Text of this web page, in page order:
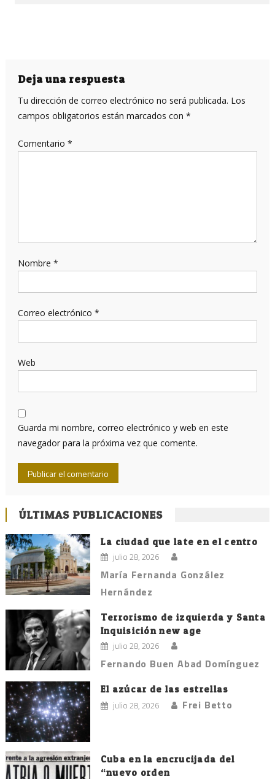
Deja una respuesta
Tu dirección de correo electrónico no será publicada. Los
campos obligatorios están marcados con *
Comentario *
Nombre *
Correo electrónico *
Web
Guarda mi nombre, correo electrónico y web en este
navegador para la próxima vez que comente.
ÚLTIMAS PUBLICACIONES
La ciudad que late en el centro
julio 28, 2026
María Fernanda González
Hernández
Terrorismo de izquierda y Santa
Inquisición new age
julio 28, 2026
Fernando Buen Abad Domínguez
El azúcar de las estrellas
julio 28, 2026 Frei Betto
Cuba en la encrucijada del
“nuevo orden